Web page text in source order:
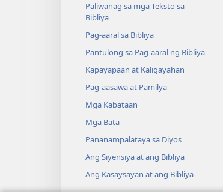
Paliwanag sa mga Teksto sa
Bibliya
Pag-aaral sa Bibliya
Pantulong sa Pag-aaral ng Bibliya
Kapayapaan at Kaligayahan
Pag-aasawa at Pamilya
Mga Kabataan
Mga Bata
Pananampalataya sa Diyos
Ang Siyensiya at ang Bibliya
Ang Kasaysayan at ang Bibliya